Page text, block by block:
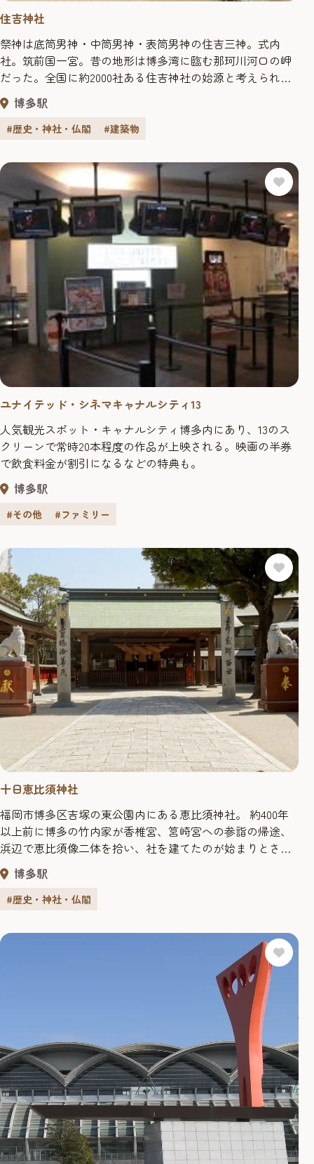
住吉神社
祭神は底筒男神・中筒男神・表筒男神の住吉三神。式内
社。筑前国一宮。昔の地形は博多湾に臨む那珂川河口の岬
だった。全国に約2000社ある住吉神社の始源と考えられ、
開運除災・航海安全・船舶守護の神として崇拝されてき
た。和歌神としても崇敬され、連歌師の宗
る。直線的な屋根などに、仏教建築と対照的な古来の神社
神社が所蔵する同剣や銅戈十一口は...
博多駅
#歴史・神社・仏閣 #建築物
ユナイテッド・シネマキャナルシティ13
人気観光スポット・キャナルシティ博多内にあり、13のス
クリーンで常時20本程度の作品が上映される。映画の半券
で飲食料金が割引になるなどの特典も。
博多駅
#その他 #ファミリー
十日恵比須神社
福岡市博多区吉塚の東公園内にある恵比須神社。 約400年
以上前に博多の竹内家が香椎宮、筥崎宮への参詣の帰途、
浜辺で恵比須像二体を拾い、社を建てたのが始まりとされ
る。当然、祭神は「えびす様」こと事代主大神と「だいこ
く様」こと大国主大神を祭っている。 毎年1月8日から11日
までの「十日恵比須神社正月大祭」は大賑わいとなる。 商
を数える...
博多駅
#歴史・神社・仏閣